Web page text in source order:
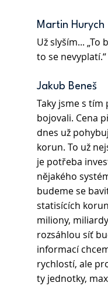
Martin Hurych
Už slyším... „To
to se
Jakub Beneš
Taky jsme s
bojovali. Cena
dnes už
korun. To už
je potřeba
nějakého
budeme se
statisících
miliony,
rozsáhlou síť
informací
rychlostí, ale
ty jednotky,